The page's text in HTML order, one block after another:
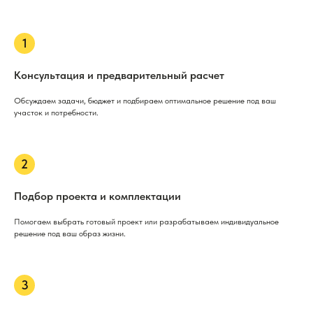
Консультация и предварительный расчет
Обсуждаем задачи, бюджет и подбираем оптимальное решение под ваш
участок и потребности.
Подбор проекта и комплектации
Помогаем выбрать готовый проект или разрабатываем индивидуальное
решение под ваш образ жизни.